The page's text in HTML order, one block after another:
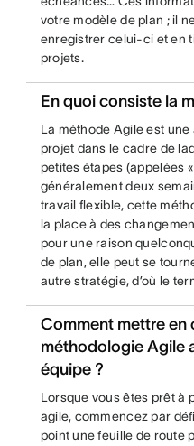
votre modèle de plan ; il
enregistrer celui-ci et en
projets.
En quoi consiste la
La méthode Agile est
projet dans le cadre de
petites étapes (appelées
généralement deux
travail flexible, cette
la place à des
pour une raison
de plan, elle peut se
autre stratégie, d’où le
Comment mettre en
méthodologie Agile
équipe ?
Lorsque vous êtes prêt à
agile, commencez par
point une feuille de route